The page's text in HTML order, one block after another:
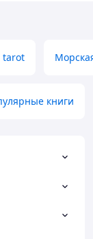
tarot
книги